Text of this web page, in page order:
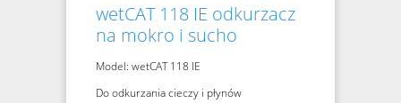
wetCAT 118 IE odkurzacz
na mokro i sucho
Model: wetCAT 118 IE
Do odkurzania cieczy i płynów